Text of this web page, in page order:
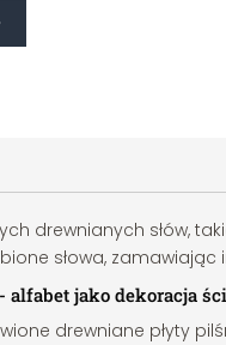
drewnianych słów,
słowa,
alfabet jako dekoracja
drewniane płyty